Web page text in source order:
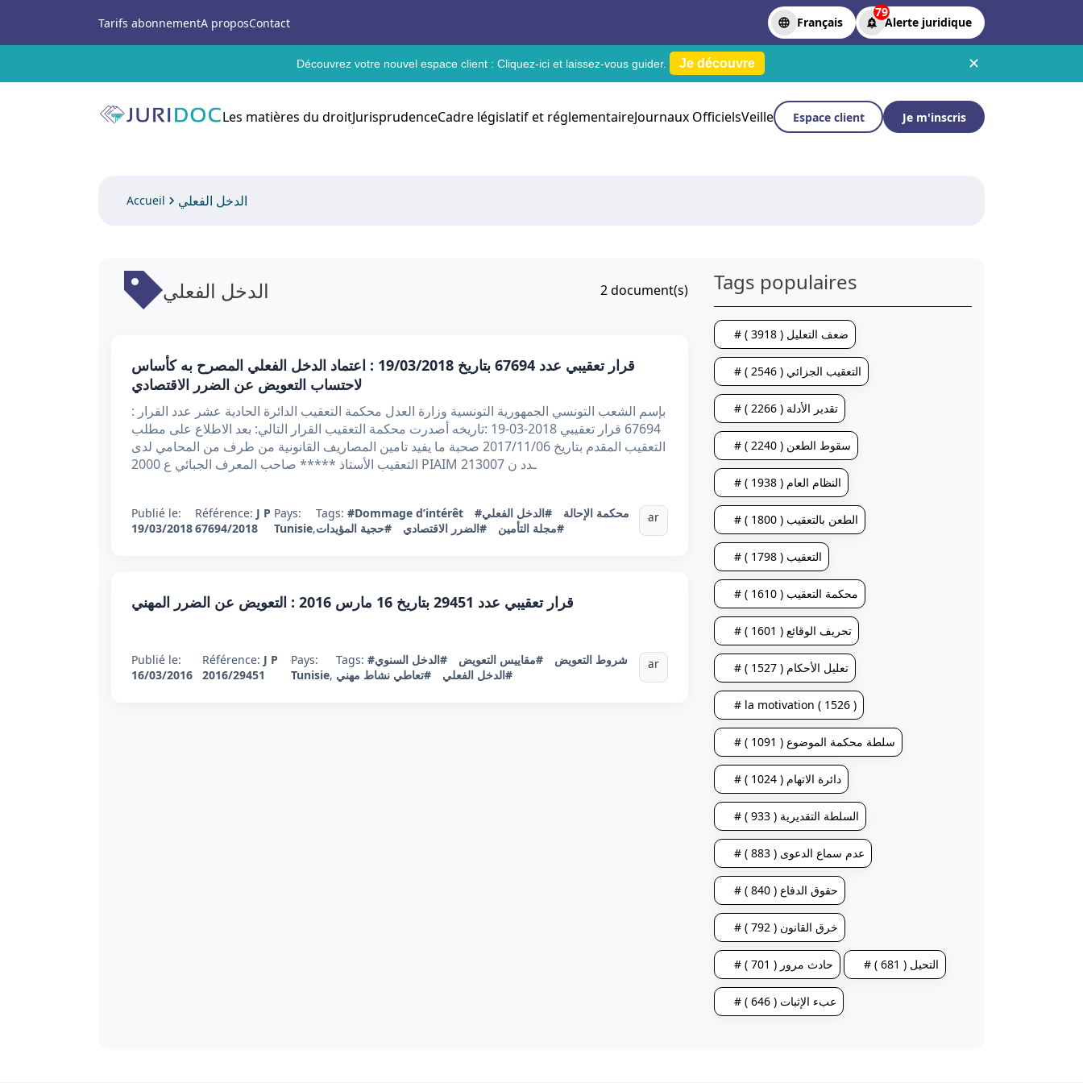
Tarifs abonnementA proposContact Français
79
Alerte juridique
Découvrez votre nouvel espace client : Cliquez-ici et laissez-vous guider. Je découvre ✕
Les matières du droitJurisprudenceCadre législatif et réglementaireJournaux OfficielsVeille Espace client Je m'inscris
Accueil الدخل الفعلي
الدخل الفعلي 2document(s)
قرار تعقيبي عدد 67694 بتاريخ 19/03/2018 : اعتماد الدخل الفعلي المصرح به كأساس
لاحتساب التعويض عن الضرر الاقتصادي
بإسم الشعب التونسي الجمهورية التونسية وزارة العدل محكمة التعقيب الدائرة الحادية عشر عدد القرار :
67694 قرار تعقيبي 2018-03-19 :تاريخه أصدرت محكمة التعقيب القرار التالي: بعد الاطلاع على مطلب
التعقيب المقدم بتاريخ 2017/11/06 صحبة ما يفيد تامين المصاريف القانونية من طرف من المحامي لدى
التعقيب الأستاذ ***** صاحب المعرف الجبائي ع 2000 PIAIM 213007 ـدد ن
Publié le:
19/03/2018
Référence: J P
67694/2018
Pays:
Tunisie,
Tags: #Dommage d’intérêt #محكمة الإحالة
#الدخل الفعلي
#مجلة التأمين
#الضرر الاقتصادي #حجية المؤيدات
ar
قرار تعقيبي عدد 29451 بتاريخ 16 مارس 2016 : التعويض عن الضرر المهني
Publié le:
16/03/2016
Référence: J P
2016/29451
Pays:
Tunisie,
Tags: #شروط التعويض #مقاييس التعويض
#الدخل السنوي
#الدخل الفعلي
#تعاطي نشاط مهني
ar
Tags populaires
# ضعف التعليل ( 3918 )
# التعقيب الجزائي ( 2546 )
# تقدير الأدلة ( 2266 )
# سقوط الطعن ( 2240 )
# النظام العام ( 1938 )
# الطعن بالتعقيب ( 1800 )
# التعقيب ( 1798 )
# محكمة التعقيب ( 1610 )
# تحريف الوقائع ( 1601 )
# تعليل الأحكام ( 1527 )
# la motivation ( 1526 )
# سلطة محكمة الموضوع ( 1091 )
# دائرة الاتهام ( 1024 )
# السلطة التقديرية ( 933 )
# عدم سماع الدعوى ( 883 )
# حقوق الدفاع ( 840 )
# خرق القانون ( 792 )
# حادث مرور ( 701 ) # التحيل ( 681 )
# عبء الإثبات ( 646 )